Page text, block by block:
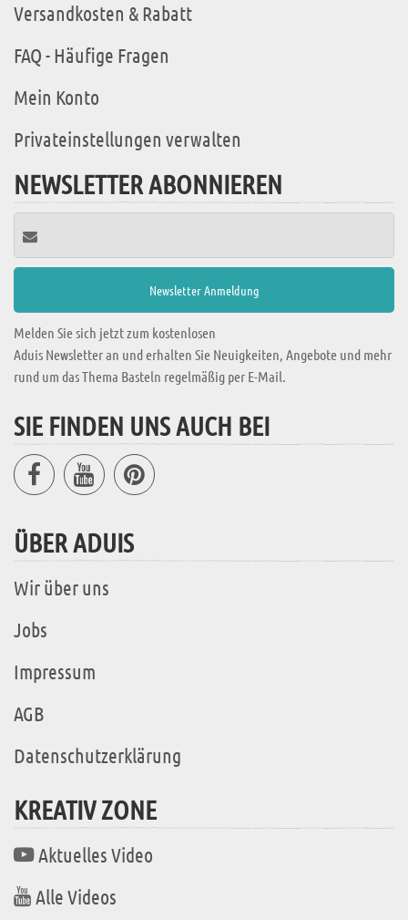
Versandkosten & Rabatt
FAQ - Häufige Fragen
Mein Konto
Privateinstellungen verwalten
NEWSLETTER ABONNIEREN
Melden Sie sich jetzt zum kostenlosen
Aduis Newsletter an und erhalten Sie Neuigkeiten, Angebote und mehr
rund um das Thema Basteln regelmäßig per E-Mail.
SIE FINDEN UNS AUCH BEI
ÜBER ADUIS
Wir über uns
Jobs
Impressum
AGB
Datenschutzerklärung
KREATIV ZONE
Aktuelles Video
Alle Videos